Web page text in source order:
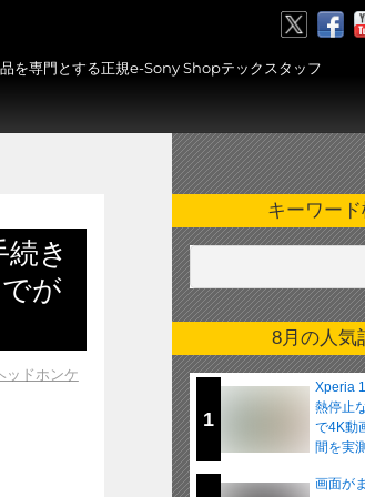
を専門とする正規e-Sony Shopテックスタッフ
き
が
ッドホンケ
キーワー
8月の人気
1
Xperia
熱停止
で4K動
間を実測
画面が